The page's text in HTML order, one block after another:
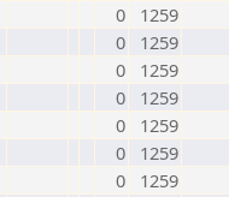
0
1259
0
1259
0
1259
0
1259
0
1259
0
1259
0
1259